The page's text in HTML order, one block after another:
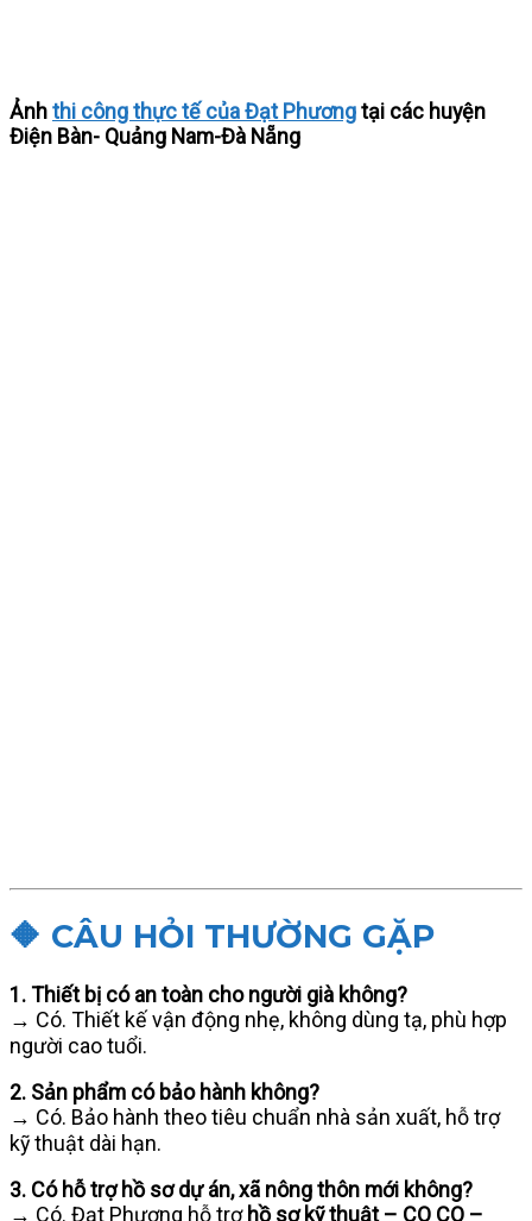
Ảnhthi công thực tế của Đạt Phươngtại các huyện
Điện Bàn- Quảng Nam-Đà Nẵng
🔶 CÂU HỎI THƯỜNG GẶP
1. Thiết bị có an toàn cho người già không?
→ Có. Thiết kế vận động nhẹ, không dùng tạ, phù hợp
người cao tuổi.
2. Sản phẩm có bảo hành không?
→ Có. Bảo hành theo tiêu chuẩn nhà sản xuất, hỗ trợ
kỹ thuật dài hạn.
3. Có hỗ trợ hồ sơ dự án, xã nông thôn mới không?
→ Có. Đạt Phương hỗ trợ hồ sơ kỹ thuật – CO CQ –